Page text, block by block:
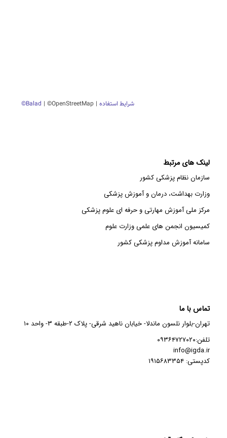
لینک های مرتبط
سازمان نظام پزشکی کشور
وزارت بهداشت، درمان و آموزش پزشکی
مرکز ملی آموزش مهارتی و حرفه ای علوم پزشکی
کمیسیون انجمن های علمی وزارت علوم
سامانه آموزش مداوم پزشکی کشور
تماس با ما
تهران-بلوار نلسون ماندلا- خیابان ناهید شرقی- پلاک ۲-طبقه ۳- واحد ۱۰
تلفن:۰۹۳۶۴۷۲۷۰۲۰
info@igda.ir
کدپستی: ۱۹۱۵۶۸۳۳۵۴